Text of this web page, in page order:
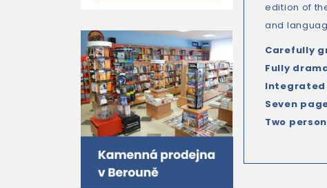
edition of
and
Carefully
Fully
Integrated
Seven
Two